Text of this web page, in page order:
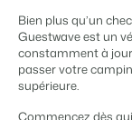
BEX Linguistique
Accueillez vos
Trust Center
La confiance chez
Bien plus qu’un
Guestwave est un
constamment à
passer votre
supérieure.
Commencez dès